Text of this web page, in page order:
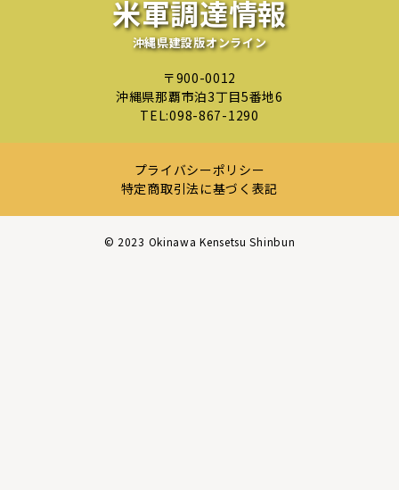
米軍調達情報
沖縄県建設版オンライン
〒900-0012
沖縄県那覇市泊3丁目5番地6
TEL:098-867-1290
プライバシーポリシー
特定商取引法に基づく表記
©︎ 2023 Okinawa Kensetsu Shinbun